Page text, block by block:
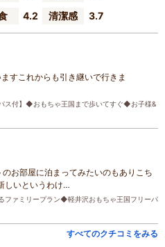
4.2 清潔感 3.7
すこれからも引き継いで行きま
ス付】◆おもちゃ王国まで歩いてすぐ◆お子様&
お部屋に泊まってみたいのもありこち
しいというわけ…
ァミリープラン◆軽井沢おもちゃ王国フリーパ
すべてのクチコミをみる